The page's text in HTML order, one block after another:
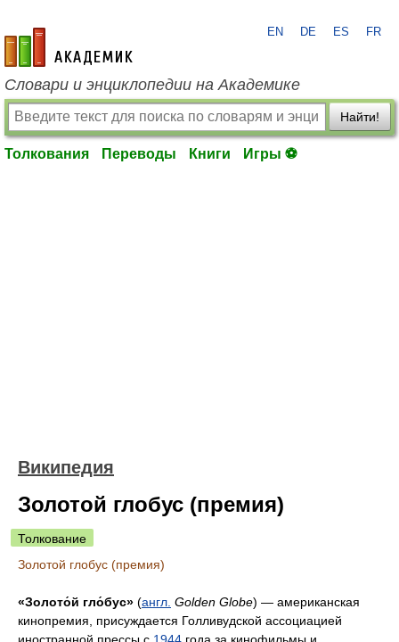
academic.ru
EN DE ES FR
Словари и энциклопедии на Академике
Найти!
Толкования Переводы Книги Игры ⚽
Википедия
Золотой глобус (премия)
Толкование
Золотой глобус (премия)
«Золото́й гло́бус» (англ. Golden Globe) — американская
кинопремия, присуждается Голливудской ассоциацией